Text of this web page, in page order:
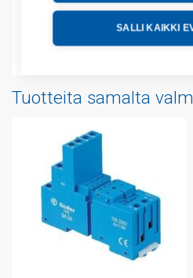
SALLI KAIKKI
Tekniset tiedot
Liitteet
Tuotteita samalta